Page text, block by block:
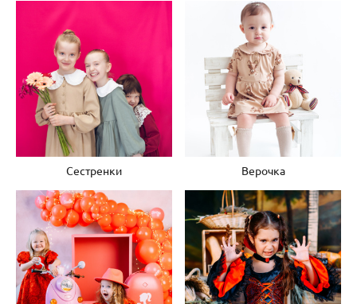
Сестренки Верочка